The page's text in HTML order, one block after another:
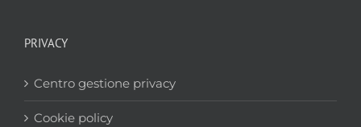
PRIVACY
Centro gestione privacy
Cookie policy